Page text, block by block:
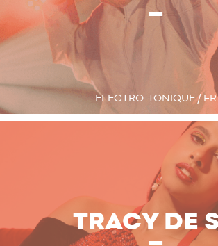
ELECTRO-TONIQUE / FR
TRACY DE